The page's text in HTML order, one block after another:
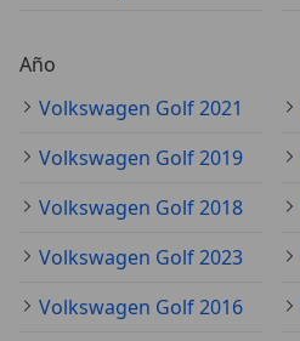
Año
Volkswagen Golf 2021
Volkswagen Golf 2019
Volkswagen Golf 2018
Volkswagen Golf 2023
Volkswagen Golf 2016